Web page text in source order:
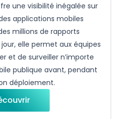
une visibilité inégalée sur
applications mobiles
millions de rapports
elle permet aux équipes
et de surveiller n’importe
publique avant, pendant
déploiement.